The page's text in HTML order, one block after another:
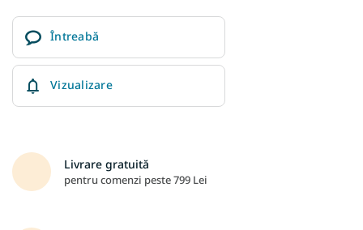
Întreabă
Vizualizare
Livrare gratuită
pentru comenzi peste 799 Lei